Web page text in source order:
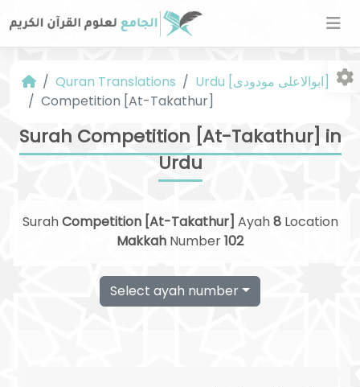
Quran Translations
Urdu [ابوالاعلی مودودی]
Competition [At-Takathur]
Surah Competition [At-Takathur] in
Urdu
SurahCompetition [At-Takathur] Ayah8Location
Makkah Number102
Select ayah number